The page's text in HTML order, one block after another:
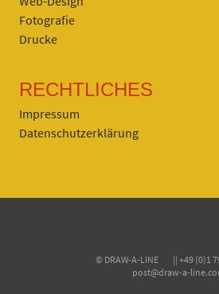
Fotografie
Drucke
RECHTLICHES
Impressum
Datenschutzerklärung
© DRAW-A-LINE || +49 (0)1
post@draw-a-